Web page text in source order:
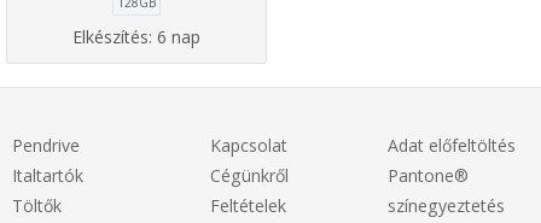
Elkészítés: 6 nap
Pendrive
Italtartók
Töltők
Kapcsolat
Cégünkről
Feltételek
Adat előfeltöltés
Pantone®
színegyeztetés